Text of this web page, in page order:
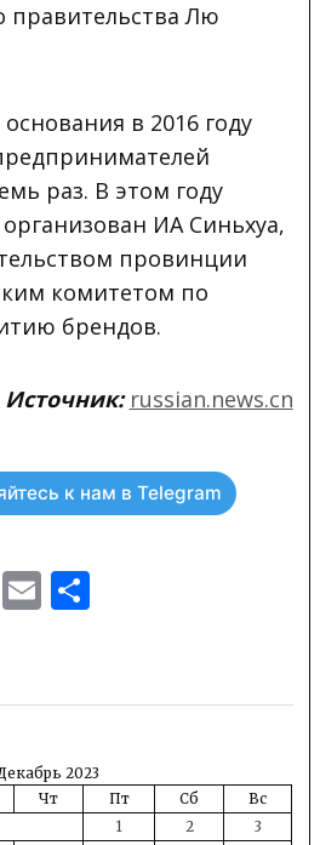
правительства Лю
в 2016 году
раз. В этом году
ИА Синьхуа,
провинции
комитетом по
брендов.
Источник: russian.news.cn
к нам в Telegram
CopyEmail
2023
Чт Пт Сб
Вс
1
2
3